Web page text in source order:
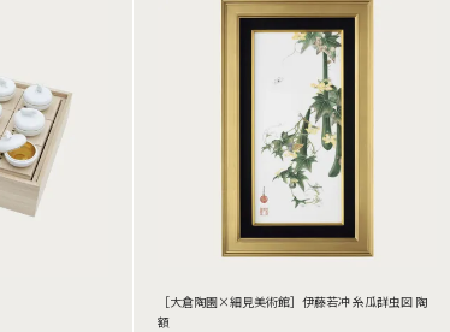
［大倉陶園×細見美術館］伊藤若冲 糸瓜群虫図 陶
額